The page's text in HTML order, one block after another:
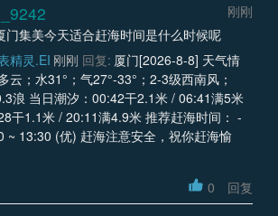
刚刚
门集美今天适合赶海时间是什么时候呢
精灵.EI 刚刚 回复: 厦门[2026-8-8] 天气情
云；水31°；气27°-33°；2-3级西南风；
浪 当日潮汐：00:42干2.1米 / 06:41满5米
干1.1米 / 20:11满4.9米 推荐赶海时间： -
~ 13:30 (优) 赶海注意安全，祝你赶海愉
0 回复